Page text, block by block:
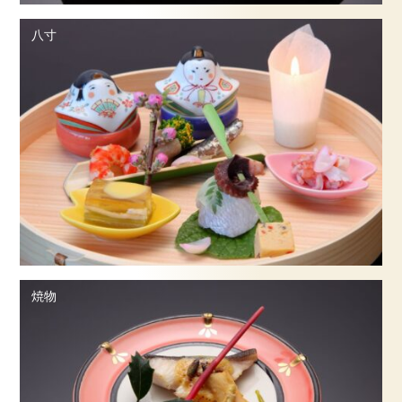
八寸
焼物